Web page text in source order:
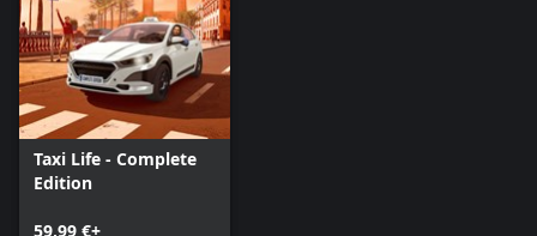
Taxi Life - Complete
Edition
59,99 €+